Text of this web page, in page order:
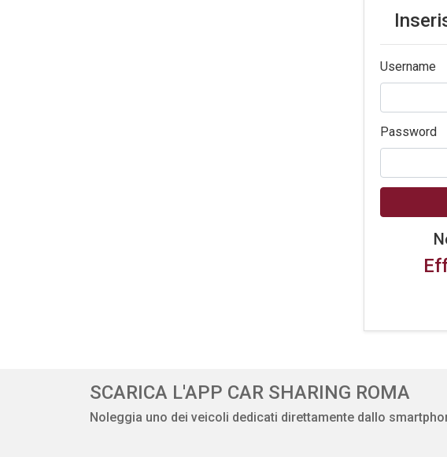
Username
Password
SCARICA L'APP CAR SHARING ROMA
Noleggia uno dei veicoli dedicati direttamente dallo